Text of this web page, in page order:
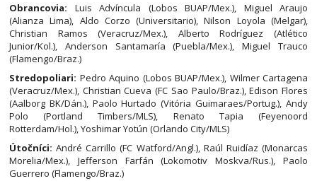
Obrancovia: Luis Advíncula (Lobos BUAP/Mex.), Miguel Araujo
(Alianza Lima), Aldo Corzo (Universitario), Nilson Loyola (Melgar),
Christian Ramos (Veracruz/Mex.), Alberto Rodríguez (Atlético
Junior/Kol.), Anderson Santamaría (Puebla/Mex.), Miguel Trauco
(Flamengo/Braz.)
Stredopoliari: Pedro Aquino (Lobos BUAP/Mex.), Wilmer Cartagena
(Veracruz/Mex.), Christian Cueva (FC Sao Paulo/Braz.), Edison Flores
(Aalborg BK/Dán.), Paolo Hurtado (Vitória Guimaraes/Portug.), Andy
Polo (Portland Timbers/MLS), Renato Tapia (Feyenoord
Rotterdam/Hol.), Yoshimar Yotún (Orlando City/MLS)
Útočníci: André Carrillo (FC Watford/Angl.), Raúl Ruidíaz (Monarcas
Morelia/Mex.), Jefferson Farfán (Lokomotiv Moskva/Rus.), Paolo
Guerrero (Flamengo/Braz.)